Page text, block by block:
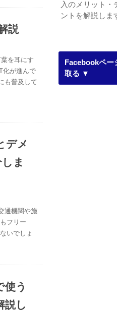
説
を耳にす
化が進んで
も普及して
デメ
ま
通機関や施
フリー
いでしょ
使う
説し
入のメリット・
ントを解説しま
Facebookペー
取る ▼